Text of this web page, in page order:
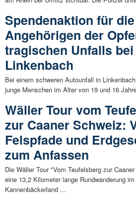
Spendenaktion für die
Angehörigen der
tragischen Unfalls bei
Linkenbach
Bei einem schweren Autounfall in
junge Menschen im Alter von 19 und 16
Wäller Tour vom
zur Caaner Schweiz:
Felspfade und
zum Anfassen
Die Wäller Tour "Vom Teufelsberg zur
eine 13,2 Kilometer lange Rundwanderung im
Kannenbäckerland ...